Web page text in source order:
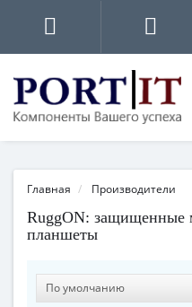
Главная Производители
RuggON: защищенные
планшеты